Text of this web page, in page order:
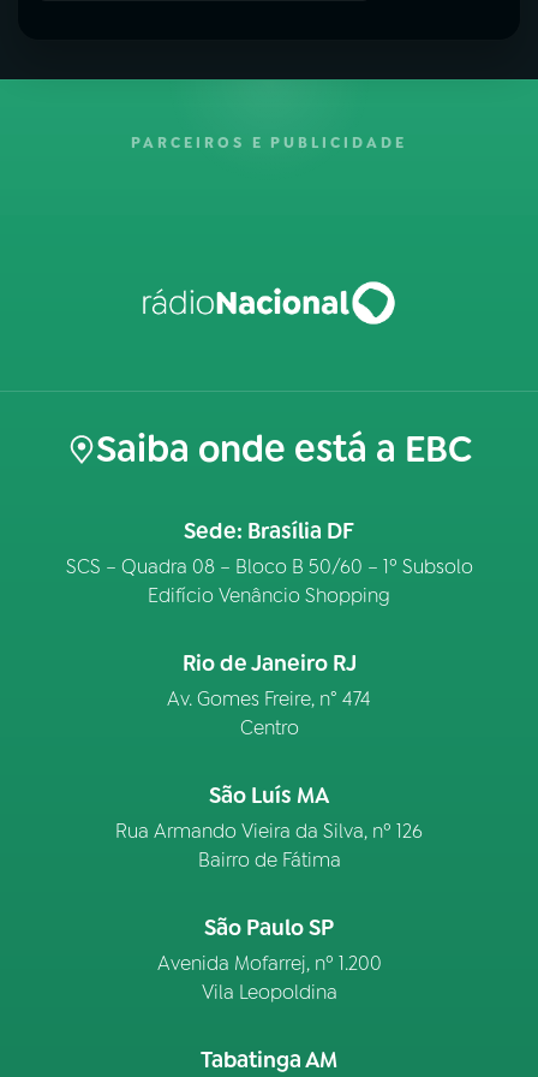
PARCEIROS E PUBLICIDADE
Saiba onde está a EBC
Sede: Brasília DF
SCS – Quadra 08 – Bloco B 50/60 – 1º Subsolo
Edifício Venâncio Shopping
Rio de Janeiro RJ
Av. Gomes Freire, n° 474
Centro
São Luís MA
Rua Armando Vieira da Silva, nº 126
Bairro de Fátima
São Paulo SP
Avenida Mofarrej, nº 1.200
Vila Leopoldina
Tabatinga AM